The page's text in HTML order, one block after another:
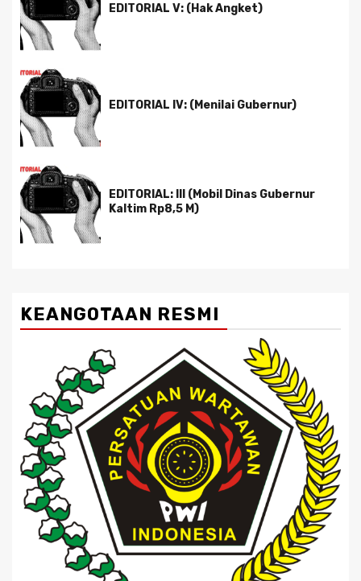
EDITORIAL V: (Hak Angket)
EDITORIAL IV: (Menilai Gubernur)
EDITORIAL: III (Mobil Dinas Gubernur
Kaltim Rp8,5 M)
KEANGOTAAN RESMI